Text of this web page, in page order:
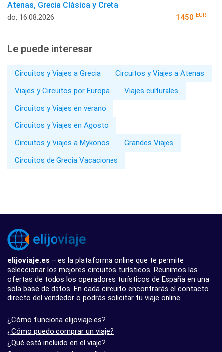
Atenas, Grecia Clásica y Creta
do, 16.08.2026 1450 EUR
Le puede interesar
Circuitos y Viajes a Grecia
Circuitos y Viajes a Atenas
Viajes y Circuitos por Europa
Viajes culturales
Circuitos y Viajes en verano
Circuitos y Viajes en Agosto
Circuitos y Viajes a Mykonos
Grandes Viajes
Circuitos de Grecia Vacaciones
elijoviaje.es – es la plataforma online que te permite
seleccionar los mejores circuitos turísticos. Reunimos las
ofertas de todos los operadores turísticos de España en una
sola base de datos. En cada circuito encontrarás el contacto
directo del vendedor o podrás solicitar tu viaje online.
¿Cómo funciona elijoviaje.es?
¿Cómo puedo comprar un viaje?
¿Qué está incluido en el viaje?